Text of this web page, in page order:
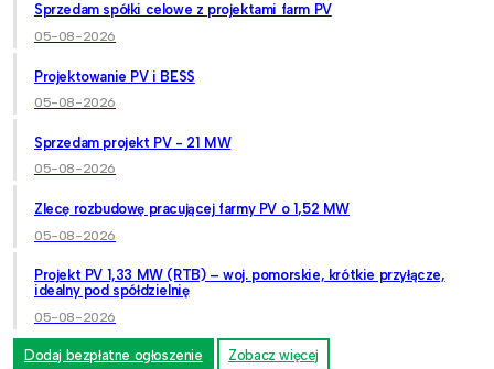
Sprzedam spółki celowe z projektami farm PV
05-08-2026
Projektowanie PV i BESS
05-08-2026
Sprzedam projekt PV - 21 MW
05-08-2026
Zlecę rozbudowę pracującej farmy PV o 1,52 MW
05-08-2026
Projekt PV 1,33 MW (RTB) – woj. pomorskie, krótkie przyłącze,
idealny pod spółdzielnię
05-08-2026
Dodaj bezpłatne ogłoszenie Zobacz więcej